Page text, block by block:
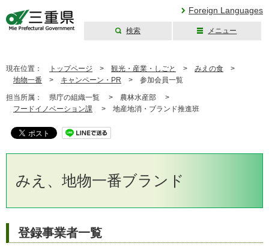
Foreign Languages
検索 メニュー
現在位置： トップページ > 観光・産業・しごと > みえの食 >
地物一番 > キャンペーン・PR > 参加会員一覧
担当所属： 県庁の組織一覧 > 農林水産部 >
フードイノベーション課 > 地産地消・ブランド推進班
みえ、地物一番ブランド
登録事業者一覧